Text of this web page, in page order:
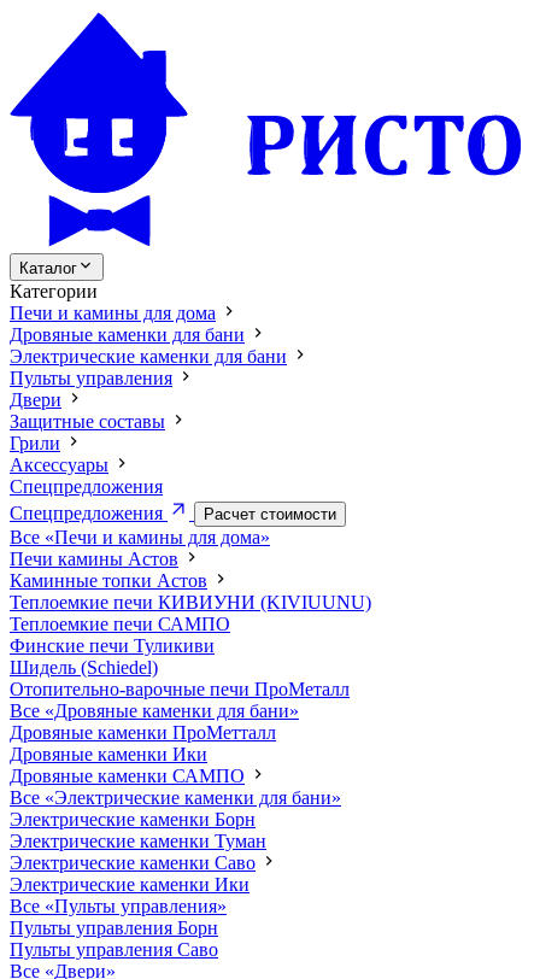
Каталог
Категории
Печи и камины для дома
Дровяные каменки для бани
Электрические каменки для бани
Пульты управления
Двери
Защитные составы
Грили
Аксессуары
Спецпредложения
Спецпредложения
Расчет стоимости
Все «Печи и камины для дома»
Печи камины Астов
Каминные топки Астов
Теплоемкие печи КИВИУНИ (KIVIUUNU)
Теплоемкие печи САМПО
Финские печи Туликиви
Шидель (Schiedel)
Отопительно-варочные печи ПроМеталл
Все «Дровяные каменки для бани»
Дровяные каменки ПроМетталл
Дровяные каменки Ики
Дровяные каменки САМПО
Все «Электрические каменки для бани»
Электрические каменки Борн
Электрические каменки Туман
Электрические каменки Саво
Электрические каменки Ики
Все «Пульты управления»
Пульты управления Борн
Пульты управления Саво
Все «Двери»